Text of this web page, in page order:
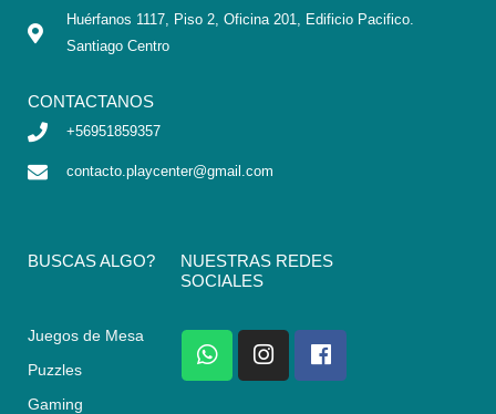
Huérfanos 1117, Piso 2, Oficina 201, Edificio Pacifico.
Santiago Centro
CONTACTANOS
+56951859357
contacto.playcenter@gmail.com
BUSCAS ALGO?
Juegos de Mesa
Puzzles
Gaming
NUESTRAS REDES
SOCIALES
W
h
a
I
n
s
F
a
c